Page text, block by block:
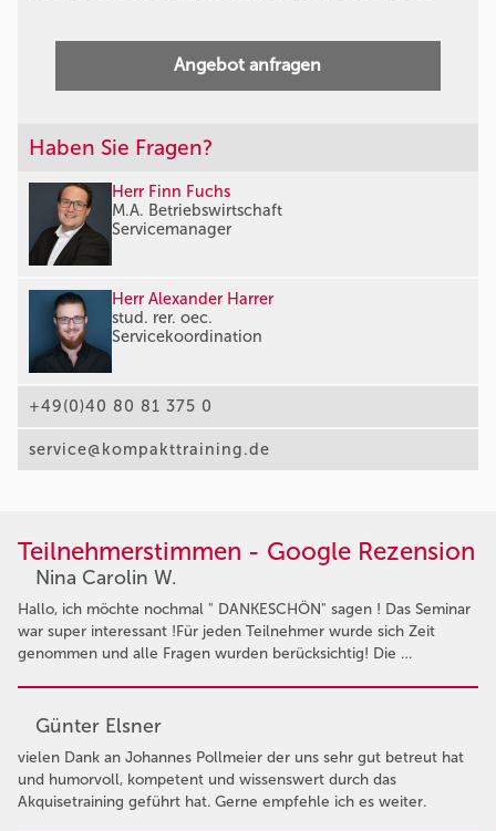
Angebot anfragen
Haben Sie Fragen?
Herr Finn Fuchs
M.A. Betriebswirtschaft
Servicemanager
Herr Alexander Harrer
stud. rer. oec.
Servicekoordination
+49(0)40 80 81 375 0
service@kompakttraining.de
Teilnehmerstimmen - Google Rezension
Nina Carolin W.
Hallo, ich möchte nochmal " DANKESCHÖN" sagen ! Das Seminar
war super interessant !Für jeden Teilnehmer wurde sich Zeit
genommen und alle Fragen wurden berücksichtig! Die …
Günter Elsner
vielen Dank an Johannes Pollmeier der uns sehr gut betreut hat
und humorvoll, kompetent und wissenswert durch das
Akquisetraining geführt hat. Gerne empfehle ich es weiter.